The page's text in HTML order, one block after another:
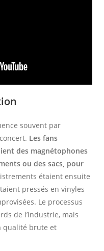
souvent par
Les fans
des magnétophones
ou des sacs, pour
étaient ensuite
pressés en vinyles
Le processus
de l’industrie, mais
qualité brute et